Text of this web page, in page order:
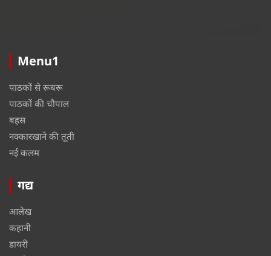
Menu1
पाठकों से रूबरू
पाठकों की चौपाल
बहस
नक्कारखाने की तूती
नई कलम
गद्य
आलेख
कहानी
डायरी